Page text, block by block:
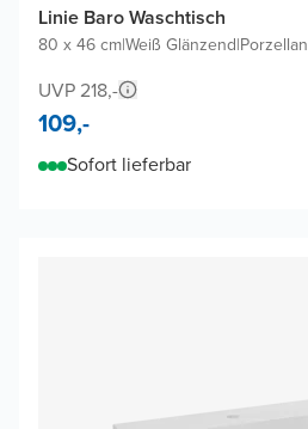
Linie Baro Waschtisch
80 x 46 cm|Weiß Glänzend|Porzellan
UVP 218,-
109,-
Sofort lieferbar